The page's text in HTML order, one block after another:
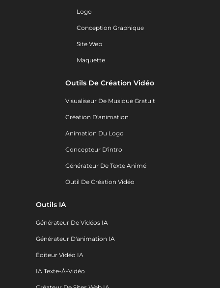
Logo
Conception Graphique
Site Web
Maquette
Outils De Création Vidéo
Visualiseur De Musique Gratuit
Création D'animation
Animation Du Logo
Concepteur D'intro
Générateur De Texte Animé
Outil De Création Vidéo
Outils IA
Générateur De Vidéos IA
Générateur D'animation IA
Éditeur Vidéo IA
IA Texte-À-Vidéo